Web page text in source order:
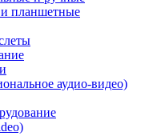
планшетные
аудио-видео)